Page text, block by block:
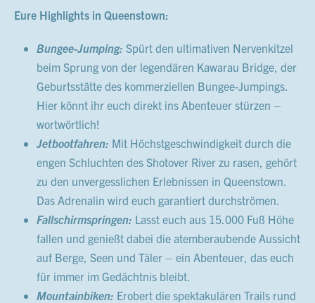
Eure Highlights in Queenstown:
Bungee-Jumping: Spürt den ultimativen Nervenkitzel
beim Sprung von der legendären Kawarau Bridge, der
Geburtsstätte des kommerziellen Bungee-Jumpings.
Hier könnt ihr euch direkt ins Abenteuer stürzen –
wortwörtlich!
Jetbootfahren: Mit Höchstgeschwindigkeit durch die
engen Schluchten des Shotover River zu rasen, gehört
zu den unvergesslichen Erlebnissen in Queenstown.
Das Adrenalin wird euch garantiert durchströmen.
Fallschirmspringen: Lasst euch aus 15.000 Fuß Höhe
fallen und genießt dabei die atemberaubende Aussicht
auf Berge, Seen und Täler – ein Abenteuer, das euch
für immer im Gedächtnis bleibt.
Mountainbiken: Erobert die spektakulären Trails rund